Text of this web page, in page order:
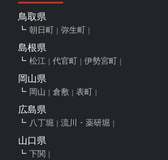
鳥取県
朝日町 弥生町
島根県
松江 代官町 伊勢宮町
岡山県
岡山 倉敷 表町
広島県
八丁堀 流川・薬研堀
山口県
下関